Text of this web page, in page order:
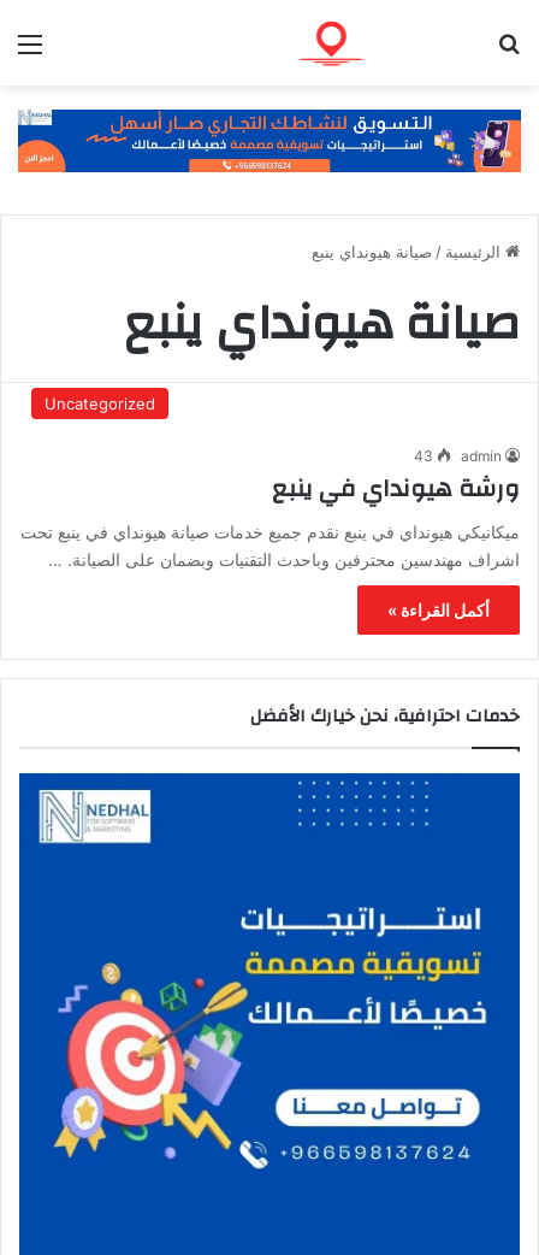
الرئيسية / صيانة هيونداي ينبع
صيانة هيونداي ينبع
Uncategorized
admin
43
ورشة هيونداي في ينبع
ميكانيكي هيونداي في ينبع نقدم جميع خدمات صيانة هيونداي في ينبع تحت
اشراف مهندسين محترفين وباحدث التقنيات وبضمان على الصيانة. …
أكمل القراءة »
خدمات احترافية، نحن خيارك الأفضل